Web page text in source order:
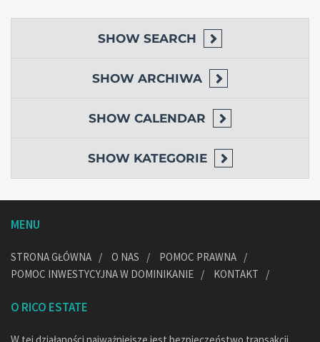
SHOW SEARCH
SHOW ARCHIWA
SHOW CALENDAR
SHOW KATEGORIE
MENU
STRONA GŁÓWNA O NAS
POMOC PRAWNA
POMOC INWESTYCYJNA W DOMINIKANIE
KONTAKT
O RICO ESTATE